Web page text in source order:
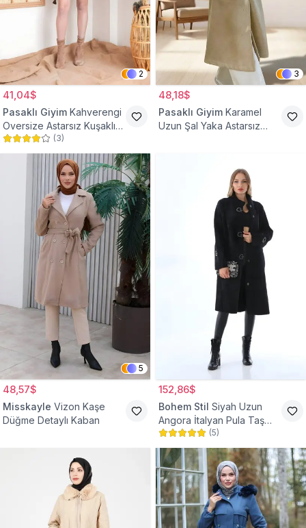
2
41,04$
Pasaklı Giyim Kahverengi
Oversize Astarsız Kuşaklı
Tesettür Kaban
(3)
3
48,18$
Pasaklı Giyim Karamel
Uzun Şal Yaka Astarsız
5
48,57$
Misskayle Vizon Kaşe
Düğme Detaylı Kaban
152,86$
Bohem Stil Siyah Uzun
Angora İtalyan Pula Taş
Detaylı Tesettür Kaban
(5)